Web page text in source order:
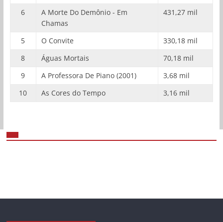
6
A Morte Do Demônio - Em
Chamas
431,27 mil
5 O Convite
330,18 mil
8
Águas Mortais
70,18 mil
9
A Professora De Piano (2001)
3,68 mil
10
As Cores do Tempo 3,16 mil